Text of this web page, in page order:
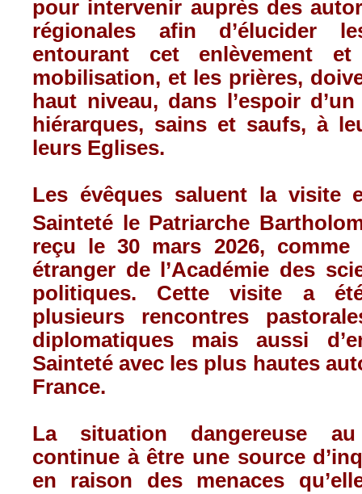
pour intervenir auprès des
régionales afin d’élucider
entourant cet enlèvement
mobilisation, et les prières,
haut niveau, dans l’espoir
hiérarques, sains et saufs, à
leurs Eglises.
Les évêques saluent la visite
Sainteté le Patriarche
reçu le 30 mars 2026, comme
étranger de l’Académie des
politiques. Cette visite a
plusieurs rencontres
diplomatiques mais aussi
Sainteté avec les plus hautes
France.
La situation dangereuse
continue à être une source
en raison des menaces